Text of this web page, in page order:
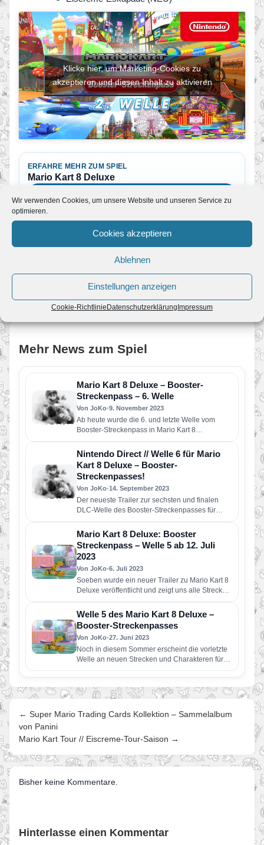
Wir verwenden Cookies, um unsere Website und unseren Service zu
optimieren.
Cookies akzeptieren
Ablehnen
Einstellungen anzeigen
Cookie-RichtlinieDatenschutzerklärungImpressum
Klicke hier, um Marketing-Cookies zu
akzeptieren und diesen Inhalt zu aktivieren
ERFAHRE MEHR ZUM SPIEL
Mario Kart 8 Deluxe
Mehr News zum Spiel
Mario Kart 8 Deluxe – Booster-
Streckenpass – 6. Welle
Von JoKo•9. November 2023
Ab heute wurde die 6. und letzte Welle vom
Booster-Streckenpass in Mario Kart 8
Deluxe veröffentlicht. Nach knapp zwei…
Nintendo Direct // Welle 6 für Mario
Kart 8 Deluxe – Booster-
Streckenpasses!
Von JoKo•14. September 2023
Der neueste Trailer zur sechsten und finalen
DLC-Welle des Booster-Streckenpasses für
Mario Kart 8 Deluxe war eine kleine…
Mario Kart 8 Deluxe: Booster
Streckenpass – Welle 5 ab 12. Juli
2023
Von JoKo•6. Juli 2023
Soeben wurde ein neuer Trailer zu Mario Kart 8
Deluxe veröffentlicht und zeigt uns alle Strecken
der heiß ersehnten…
Welle 5 des Mario Kart 8 Deluxe –
Booster-Streckenpasses
Von JoKo•27. Juni 2023
Noch in diesem Sommer erscheint die vorletzte
Welle an neuen Strecken und Charakteren für
Mario Kart 8 Deluxe.…
← Super Mario Trading Cards Kollektion – Sammelalbum
von Panini
Mario Kart Tour // Eiscreme-Tour-Saison →
Bisher keine Kommentare.
Hinterlasse einen Kommentar